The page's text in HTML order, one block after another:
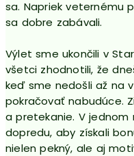
sa. Napriek veternému
sa dobre zabávali.
Výlet sme ukončili v
všetci zhodnotili, že
keď sme nedošli až na
pokračovať nabudúce.
a pretekanie. V
dopredu, aby získali
nielen pekný, ale aj